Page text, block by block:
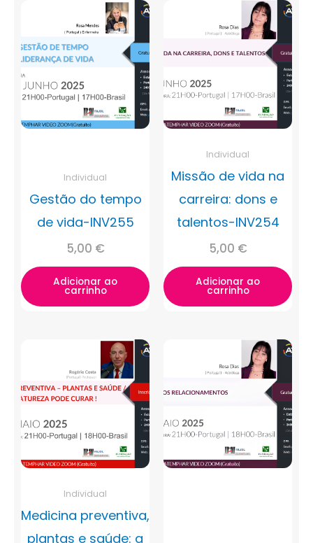
Individual
Gestão do tempo
de vida-INV255
5,00 €
Adicionar ao
carrinho
Individual
Missão de vida na
carreira: dons e
talentos-INV254
5,00 €
Adicionar ao
carrinho
Individual
Medicina preventiva,
plantas e saúde: a